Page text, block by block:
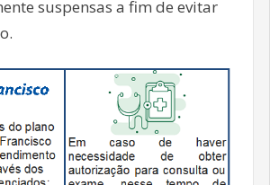
suspensas a fim de evitar